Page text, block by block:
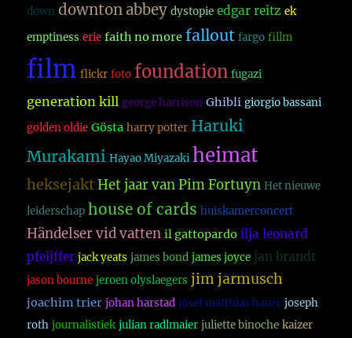
down downton abbey dystopie edgar reitz ek
emptiness erie faith no more fallout fargo fillm
film flickr foto foundation fugazi
generation kill george harrison Ghibli giorgio bassani
golden oldie Gösta harry potter Haruki
Murakami Hayao Miyazaki heimat
heksejakt Het jaar van Pim Fortuyn Het nieuwe
leiderschap house of cards huiskamerconcert
Händelser vid vatten il gattopardo ilja leonard
pfeijffer jack yeats james bond james joyce jan brandt
jason bourne jeroen olyslaegers jim jarmusch
joachim trier johan harstad josef matthias hauer joseph
roth journalistiek julian radlmaier juliette binoche kaizer